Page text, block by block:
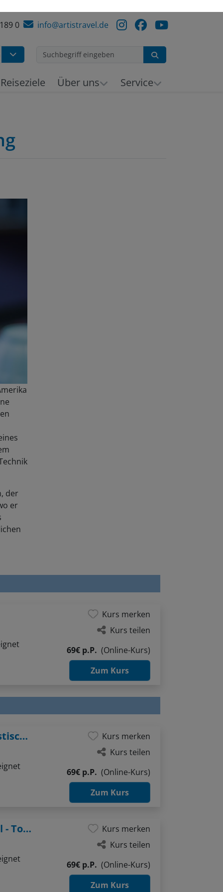
0 info@artistravel.de
er
Kurs merken
Kurs teilen
69€ p.P.
(Online-Kurs)
Zum Kurs
Kurs merken
Kurs teilen
69€ p.P.
(Online-Kurs)
Zum Kurs
Kurs merken
Kurs teilen
69€ p.P.
(Online-Kurs)
Zum Kurs